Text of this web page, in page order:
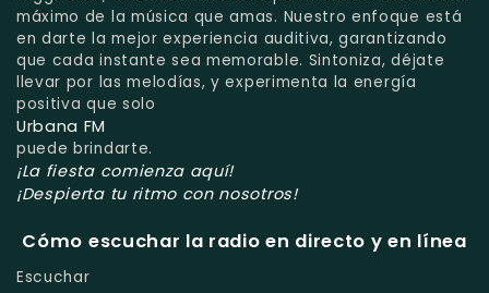
máximo de la música que amas. Nuestro enfoque está
en darte la mejor experiencia auditiva, garantizando
que cada instante sea memorable. Sintoniza, déjate
llevar por las melodías, y experimenta la energía
positiva que solo
Urbana FM
puede brindarte.
¡La fiesta comienza aquí!
¡Despierta tu ritmo con nosotros!
Cómo escuchar la radio en directo y en línea
Escuchar